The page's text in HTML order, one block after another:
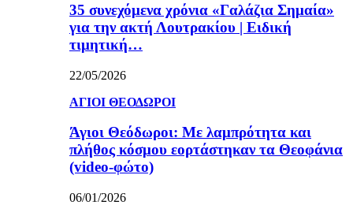
35 συνεχόμενα χρόνια «Γαλάζια Σημαία»
για την ακτή Λουτρακίου | Ειδική
τιμητική…
22/05/2026
ΑΓΙΟΙ ΘΕΟΔΩΡΟΙ
Άγιοι Θεόδωροι: Με λαμπρότητα και
πλήθος κόσμου εορτάστηκαν τα Θεοφάνια
(video-φώτο)
06/01/2026